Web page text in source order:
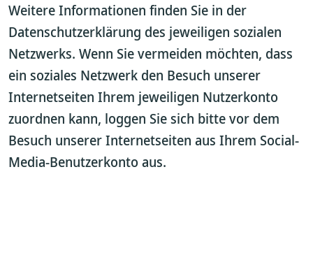
Weitere Informationen finden Sie in der
Datenschutzerklärung des jeweiligen sozialen
Netzwerks. Wenn Sie vermeiden möchten, dass
ein soziales Netzwerk den Besuch unserer
Internetseiten Ihrem jeweiligen Nutzerkonto
zuordnen kann, loggen Sie sich bitte vor dem
Besuch unserer Internetseiten aus Ihrem Social-
Media-Benutzerkonto aus.